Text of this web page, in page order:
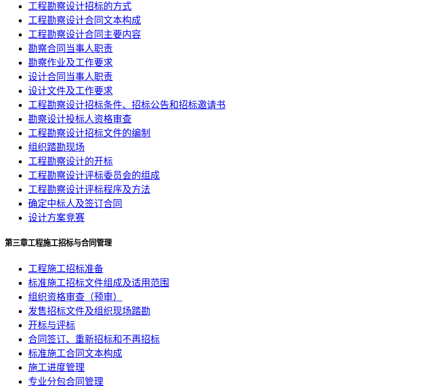
工程勘察设计招标的方式
工程勘察设计合同文本构成
工程勘察设计合同主要内容
勘察合同当事人职责
勘察作业及工作要求
设计合同当事人职责
设计文件及工作要求
工程勘察设计招标条件、招标公告和招标邀请书
勘察设计投标人资格审查
工程勘察设计招标文件的编制
组织踏勘现场
工程勘察设计的开标
工程勘察设计评标委员会的组成
工程勘察设计评标程序及方法
确定中标人及签订合同
设计方案竞赛
第三章工程施工招标与合同管理
工程施工招标准备
标准施工招标文件组成及适用范围
组织资格审查（预审）
发售招标文件及组织现场踏勘
开标与评标
合同签订、重新招标和不再招标
标准施工合同文本构成
施工进度管理
专业分包合同管理